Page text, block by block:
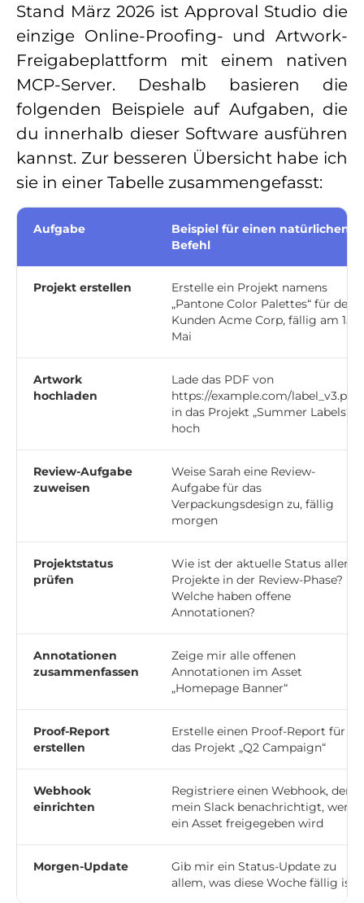
Stand März 2026 ist Approval Studio die
einzige Online-Proofing- und Artwork-
Freigabeplattform mit einem nativen
MCP-Server. Deshalb basieren die
folgenden Beispiele auf Aufgaben, die
du innerhalb dieser Software ausführen
kannst. Zur besseren Übersicht habe ich
sie in einer Tabelle zusammengefasst:
Aufgabe
Beispiel für einen natürlichen
Befehl
Projekt erstellen
Erstelle ein Projekt namens
„Pantone Color Palettes“ für den
Kunden Acme Corp, fällig am 15.
Mai
Artwork
hochladen
Lade das PDF von
https://example.com/label_v3.pdf
in das Projekt „Summer Labels“
hoch
Review-Aufgabe
zuweisen
Weise Sarah eine Review-
Aufgabe für das
Verpackungsdesign zu, fällig
morgen
Projektstatus
prüfen
Wie ist der aktuelle Status aller
Projekte in der Review-Phase?
Welche haben offene
Annotationen?
Annotationen
zusammenfassen
Zeige mir alle offenen
Annotationen im Asset
„Homepage Banner“
Proof-Report
erstellen
Erstelle einen Proof-Report für
das Projekt „Q2 Campaign“
Webhook
einrichten
Registriere einen Webhook, der
mein Slack benachrichtigt, wenn
ein Asset freigegeben wird
Morgen-Update
Gib mir ein Status-Update zu
allem, was diese Woche fällig ist